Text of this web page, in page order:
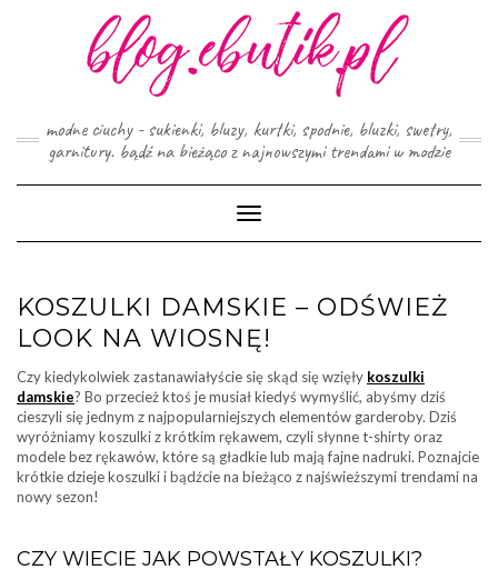
modne ciuchy - sukienki, bluzy, kurtki, spodnie, bluzki, swetry,
garnitury. bądź na bieżąco z najnowszymi trendami w modzie
Toggle
Navigation
KOSZULKI DAMSKIE – ODŚWIEŻ
LOOK NA WIOSNĘ!
Czy kiedykolwiek zastanawiałyście się skąd się wzięły koszulki
damskie? Bo przecież ktoś je musiał kiedyś wymyślić, abyśmy dziś
cieszyli się jednym z najpopularniejszych elementów garderoby. Dziś
wyróżniamy koszulki z krótkim rękawem, czyli słynne t-shirty oraz
modele bez rękawów, które są gładkie lub mają fajne nadruki. Poznajcie
krótkie dzieje koszulki i bądźcie na bieżąco z najświeższymi trendami na
nowy sezon!
CZY WIECIE JAK POWSTAŁY KOSZULKI?